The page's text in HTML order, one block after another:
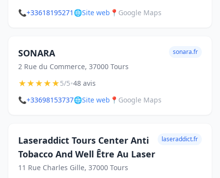
📞+33618195271 🌐Site web 📍 Google Maps
SONARA
2 Rue du Commerce, 37000 Tours
sonara.fr
★★★★★5/5•48 avis
📞+33698153737🌐Site web 📍 Google Maps
Laseraddict Tours Center Anti
Tobacco And Well Être Au Laser
11 Rue Charles Gille, 37000 Tours
laseraddict.fr